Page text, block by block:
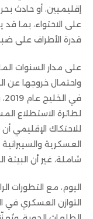
إقليميين، أو حادث
على الاحتواء، بما
قدرة الأطراف على
على مدار السنوات
واحتمال خروجها عن
لطائرة الاستطلاع
للاحتكاك الإقليمي
العسكرية
شاملة، غير أن البيئة
اليوم، مع التطورات
التوازن العسكري